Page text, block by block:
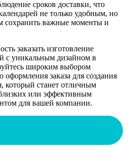
сроков доставки, что
не только удобным, но
сохранить важные моменты и
заказать изготовление
с уникальным дизайном в
широким выбором
оформления заказа для создания
который станет отличным
или эффективным
для вашей компании.